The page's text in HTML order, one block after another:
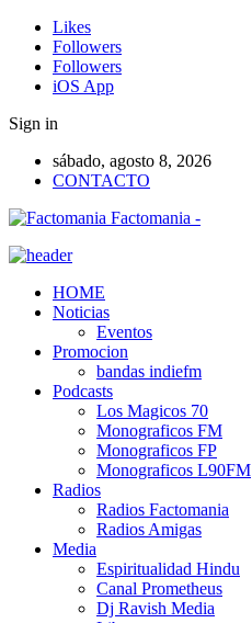
Likes
Followers
Followers
iOS App
Sign in
sábado, agosto 8, 2026
CONTACTO
Factomania -
HOME
Noticias
Eventos
Promocion
bandas indiefm
Podcasts
Los Magicos 70
Monograficos FM
Monograficos FP
Monograficos L90FM
Radios
Radios Factomania
Radios Amigas
Media
Espiritualidad Hindu
Canal Prometheus
Dj Ravish Media